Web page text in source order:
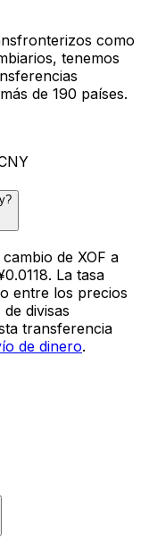
como
tenemos
de 190 países.
de XOF a
La tasa
entre los precios
divisas
transferencia
de dinero.